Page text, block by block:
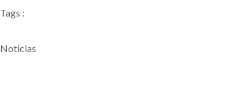
Tags :
Noticias